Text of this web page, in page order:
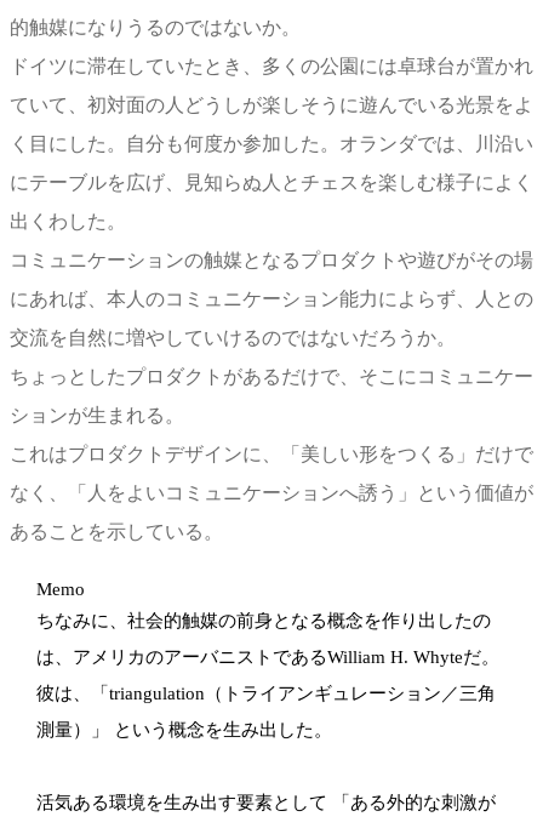
的触媒になりうるのではないか。
ドイツに滞在していたとき、多くの公園には卓球台が置かれ
ていて、初対面の人どうしが楽しそうに遊んでいる光景をよ
く目にした。自分も何度か参加した。オランダでは、川沿い
にテーブルを広げ、見知らぬ人とチェスを楽しむ様子によく
出くわした。
コミュニケーションの触媒となるプロダクトや遊びがその場
にあれば、本人のコミュニケーション能力によらず、人との
交流を自然に増やしていけるのではないだろうか。
ちょっとしたプロダクトがあるだけで、そこにコミュニケー
ションが生まれる。
これはプロダクトデザインに、「美しい形をつくる」だけで
なく、「人をよいコミュニケーションへ誘う」という価値が
あることを示している。
Memo
ちなみに、社会的触媒の前身となる概念を作り出したの
は、アメリカのアーバニストであるWilliam H. Whyteだ。
彼は、「 triangulation （トライアンギュレーション／三角
測量）」 という概念を生み出した。
活気ある環境を生み出す要素として 「ある外的な刺激が